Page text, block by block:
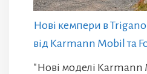
Нові кемпери в
від Karmann Mobil та
"Нові моделі Karmann